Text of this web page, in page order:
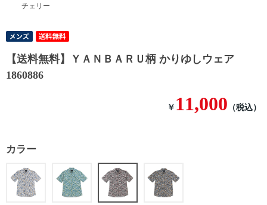
チェリー
【送料無料】ＹＡＮＢＡＲＵ柄 かりゆしウェア
1860886
￥ 11,000 （税込）
カラー